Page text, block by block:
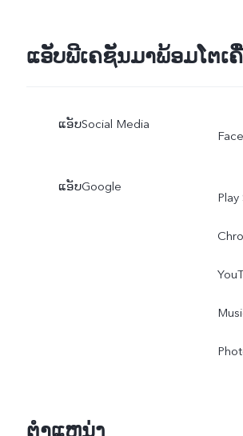
ແອັບພີເຄຊັນມາພ້ອມໂຕເ
ແອັບSocial Media
ແອັບGoogle